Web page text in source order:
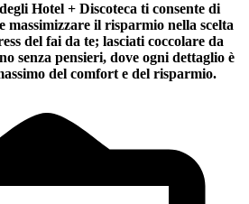
Hotel + Discoteca ti consente di
massimizzare il risparmio nella scelta
del fai da te; lasciati coccolare da
senza pensieri, dove ogni dettaglio è
del comfort e del risparmio.